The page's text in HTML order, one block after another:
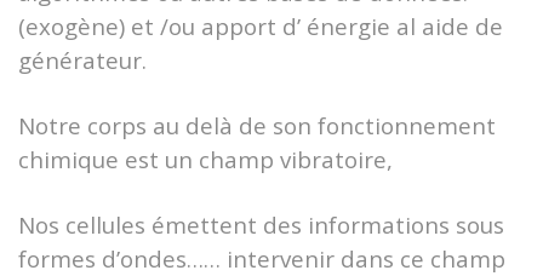
(exogène) et /ou apport d’ énergie al aide de
générateur.
Notre corps au delà de son fonctionnement
chimique est un champ vibratoire,
Nos cellules émettent des informations sous
formes d’ondes…… intervenir dans ce champ